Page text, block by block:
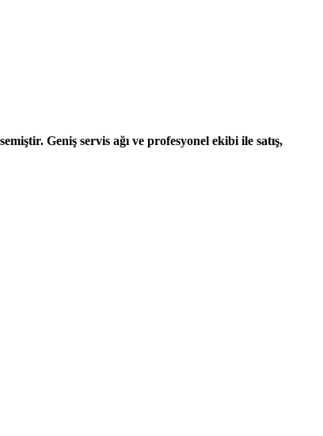
Geniş servis ağı ve profesyonel ekibi ile satış,